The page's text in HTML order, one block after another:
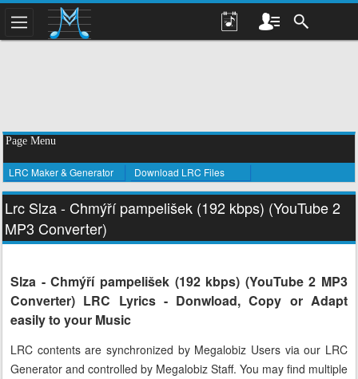
Page Menu
LRC Maker & Generator Download LRC Files
Lrc Slza - Chmýří pampelišek (192 kbps) (YouTube 2
MP3 Converter)
Slza - Chmýří pampelišek (192 kbps) (YouTube 2 MP3
Converter) LRC Lyrics - Donwload, Copy or Adapt
easily to your Music
LRC contents are synchronized by Megalobiz Users via our LRC
Generator and controlled by Megalobiz Staff. You may find multiple